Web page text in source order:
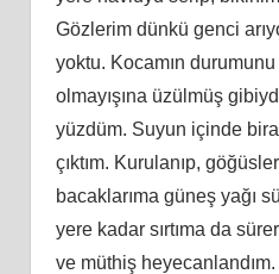
Gözlerim dünkü genci
yoktu. Kocamın
olmayışına üzülmüş
yüzdüm. Suyun içinde
çıktım. Kurulanıp,
bacaklarıma güneş yağı
yere kadar sırtıma da
ve müthiş heyecanlandım.